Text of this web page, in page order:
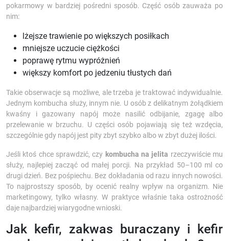
pokarmowy w bardziej pośredni sposób. Część osób zauważa po
nim:
lżejsze trawienie po większych posiłkach
mniejsze uczucie ciężkości
poprawę rytmu wypróżnień
większy komfort po jedzeniu tłustych dań
Takie obserwacje są możliwe, ale trzeba je traktować indywidualnie.
Jednym kombucha służy, innym nie. U osób z delikatnym żołądkiem
kwaśny i gazowany napój może nasilić odbijanie, zgagę albo
przelewanie w brzuchu. U części osób pojawiają się też wzdęcia,
szczególnie gdy napój jest pity zbyt szybko albo w zbyt dużej ilości.
Jeśli ktoś chce sprawdzić, czy kombucha na jelita rzeczywiście mu
służy, najlepiej zacząć od małej porcji. Na przykład 50–100 ml co
drugi dzień. Bez pośpiechu. Bez dokładania od razu innych nowości.
To najprostszy sposób, by ocenić realny wpływ na organizm. Nie
marketingowy, tylko własny. W praktyce właśnie taka ostrożność
daje najbardziej wiarygodne wnioski.
Jak kefir, zakwas buraczany i kefir